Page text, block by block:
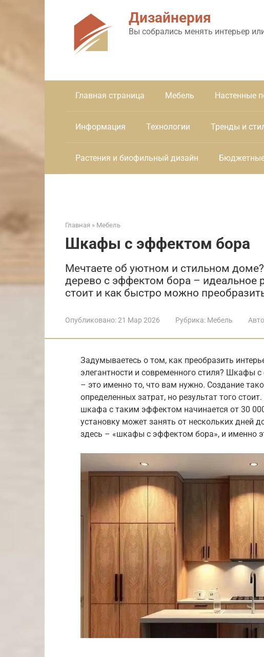
Дизайнерия
Вы собрались менять интерьер
Главная страница Мебель Настенные
Информация Технологии Тренды и
Растения и биофильный дизайн
Главная » Мебель
Шкафы с эффектом бора
Мечтаете об уютном и стильном
дерево с эффектом бора – идеальное
стоит и как быстро можно
Опубликовано:21 Мар 2026 Рубрика: Мебель
Задумываетесь о том, как преобразить
элегантности и современного стиля? Шкафы
– это именно то, что вам нужно. Создание
определенных затрат, но результат того
шкафа с таким эффектом начинается от 30
установку может занять от нескольких дней
здесь – «шкафы с эффектом бора», и именно